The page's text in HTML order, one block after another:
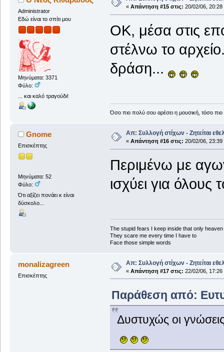
Administrator
Εδώ είναι το σπίτι μου
Μηνύματα: 3371
Φύλο:
... και καλό τραγούδι!
« Απάντηση #15 στις: 20/02/06, 20:28
ΟΚ, μέσα στις
στέλνω το
δράση...
Όσο πιο πολύ σου αρέσει η μουσική, τόσο
Gnome
Επισκέπτης
Μηνύματα: 52
Φύλο:
Ότι αξίζει πονάει κ είναι
δύσκολο...
Απ: Συλλογή στίχων - Ζητείται
« Απάντηση #16 στις: 20/02/06, 23:39
Περιμένω με
ισχύει για όλους
The stupid fears I keep inside that only
They scare me every time I have to
Face those simple words
monalizagreen
Επισκέπτης
Απ: Συλλογή στίχων - Ζητείται
« Απάντηση #17 στις: 22/02/06, 17:26
Παράθεση από:
Δυστυχώς οι